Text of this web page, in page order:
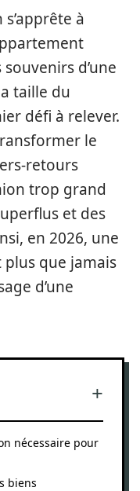
à
d’une
taille du
défi à relever.
le
retours
trop grand
et des
en 2026, une
que jamais
d’une
nécessaire pour
biens